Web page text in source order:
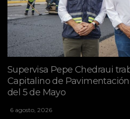
Supervisa Pepe Chedraui
Capitalino de
del 5 de Mayo
6 agosto, 2026